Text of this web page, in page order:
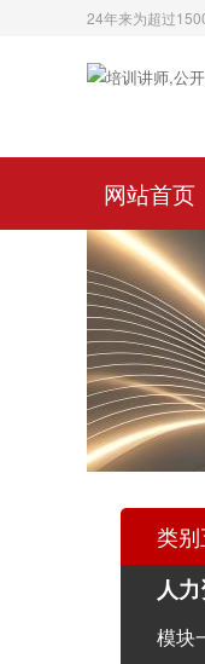
24年来为超过
网站首页
类
人
模块